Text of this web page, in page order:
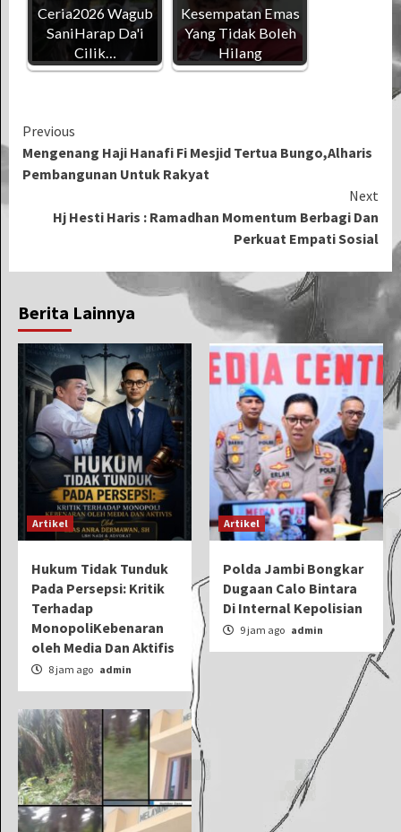
Ceria2026 Wagub
SaniHarap Da'i
Cilik…
Kesempatan Emas
Yang Tidak Boleh
Hilang
Continue
Reading
Previous
Mengenang Haji Hanafi Fi Mesjid Tertua Bungo,Alharis
Pembangunan Untuk Rakyat
Next
Hj Hesti Haris : Ramadhan Momentum Berbagi Dan
Perkuat Empati Sosial
Berita Lainnya
Artikel
Hukum Tidak Tunduk
Pada Persepsi: Kritik
Terhadap
MonopoliKebenaran
oleh Media Dan Aktifis
8 jam ago admin
Artikel
Polda Jambi Bongkar
Dugaan Calo Bintara
Di Internal Kepolisian
9 jam ago admin